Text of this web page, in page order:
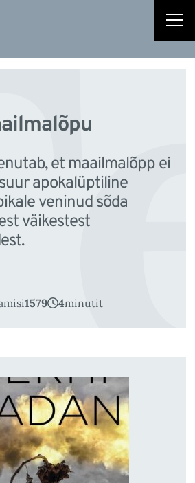
et maailmalõpp ei
apokalüptiline
veninud sõda
väikestest
1579 4minutit